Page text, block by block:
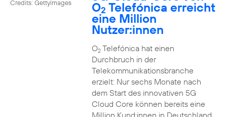
Credits: Gettyimages O2 Telefónica erreicht
eine Million
Nutzer:innen
O2Telefónica hat einen
Durchbruch in der
Telekommunikationsbranche
erzielt: Nur sechs Monate nach
dem Start des innovativen 5G
Cloud Core können bereits eine
Million Kund:innen in Deutschland